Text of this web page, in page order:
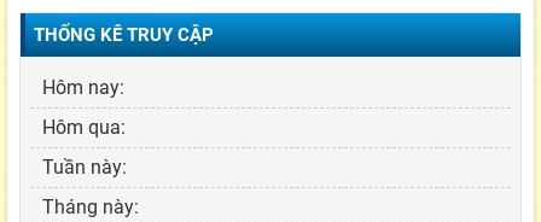
THỐNG KÊ TRUY CẬP
Hôm nay:
Hôm qua:
Tuần này:
Tháng này: